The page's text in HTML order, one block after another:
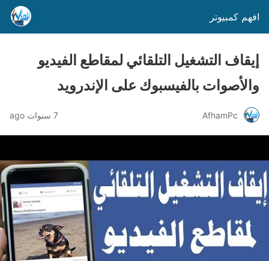
افهم كمبيوتر
إيقاف التشغيل التلقائي لمقاطع الفيديو
والأصوات بالفيسبوك على الإندرويد
AfhamPc 7 سنوات ago